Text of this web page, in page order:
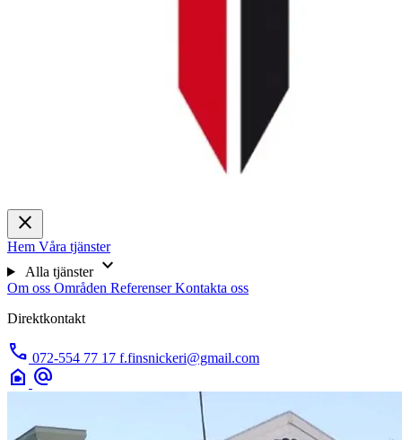
close
Hem Våra tjänster
Alla tjänster expand_more
Om oss Områden ReferenserKontakta oss
Direktkontakt
call 072-554 77 17 f.finsnickeri@gmail.com
camera_indoor alternate_email